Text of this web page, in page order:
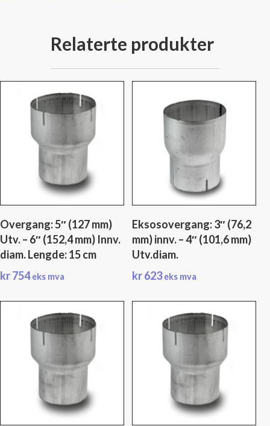
Relaterte produkter
Overgang: 5″ (127 mm)
Utv. – 6″ (152,4 mm) Innv.
diam. Lengde: 15 cm
kr754 eks mva
Eksosovergang: 3″ (76,2
mm) innv. – 4″ (101,6 mm)
Utv.diam.
kr623 eks mva